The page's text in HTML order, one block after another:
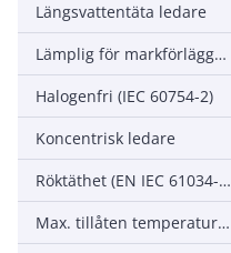
Längsvattentäta ledare
Lämplig för markförläggning
Halogenfri (IEC 60754-2)
Koncentrisk ledare
Röktäthet (EN IEC 61034-2)
Max. tillåten temperatur ledare